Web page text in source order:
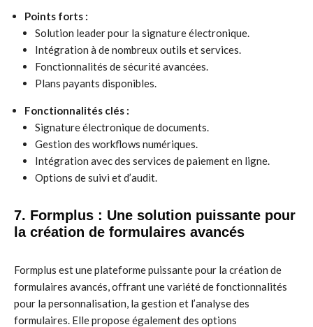
Points forts :
Solution leader pour la signature électronique.
Intégration à de nombreux outils et services.
Fonctionnalités de sécurité avancées.
Plans payants disponibles.
Fonctionnalités clés :
Signature électronique de documents.
Gestion des workflows numériques.
Intégration avec des services de paiement en ligne.
Options de suivi et d’audit.
7. Formplus : Une solution puissante pour
la création de formulaires avancés
Formplus est une plateforme puissante pour la création de
formulaires avancés, offrant une variété de fonctionnalités
pour la personnalisation, la gestion et l’analyse des
formulaires. Elle propose également des options